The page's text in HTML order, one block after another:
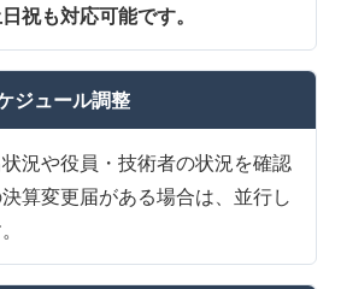
祝も対応可能です。
ジュール調整
況や役員・技術者の状況を確認
算変更届がある場合は、並行し